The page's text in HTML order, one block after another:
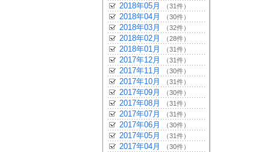
2018年05月 （31件）
2018年04月 （30件）
2018年03月 （32件）
2018年02月 （28件）
2018年01月 （31件）
2017年12月 （31件）
2017年11月 （30件）
2017年10月 （31件）
2017年09月 （30件）
2017年08月 （31件）
2017年07月 （31件）
2017年06月 （30件）
2017年05月 （31件）
2017年04月 （30件）